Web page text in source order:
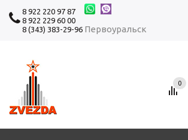
8 922 220 97 87
8 922 229 60 00
8 (343) 383-29-96 Первоуральск
0